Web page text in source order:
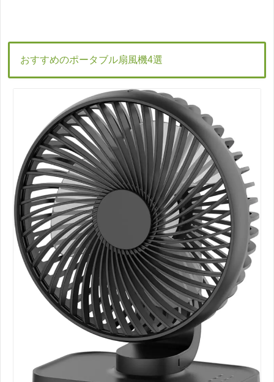
おすすめのポータブル扇風機4選